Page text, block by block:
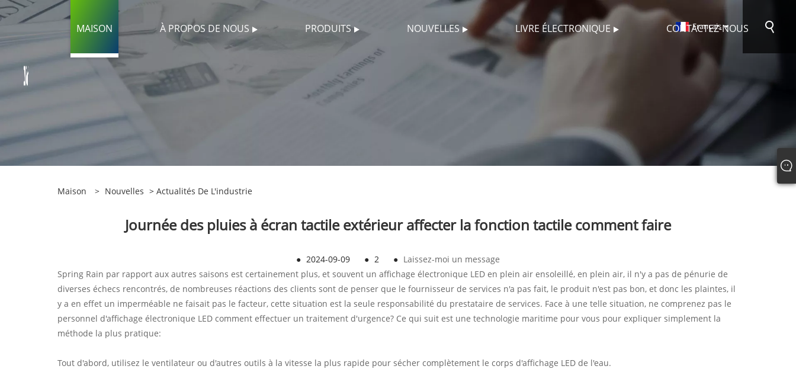
MAISON À PROPOS DE NOUS PRODUITS NOUVELLES LIVRE ÉLECTRONIQUE CONTACTEZ-NOUS
Français
Maison > Nouvelles > Actualités De L'industrie
Journée des pluies à écran tactile extérieur affecter la fonction tactile comment faire
● 2024-09-09 ● 2 ● Laissez-moi un message
Spring Rain par rapport aux autres saisons est certainement plus, et souvent un affichage électronique LED en plein air ensoleillé, en plein air, il n'y a pas de pénurie de
diverses échecs rencontrés, de nombreuses réactions des clients sont de penser que le fournisseur de services n'a pas fait, le produit n'est pas bon, et donc les plaintes, il
y a en effet un imperméable ne faisait pas le facteur, cette situation est la seule responsabilité du prestataire de services. Face à une telle situation, ne comprenez pas le
personnel d'affichage électronique LED comment effectuer un traitement d'urgence? Ce qui suit est une technologie maritime pour vous pour expliquer simplement la
méthode la plus pratique:
Tout d'abord, utilisez le ventilateur ou d'autres outils à la vitesse la plus rapide pour sécher complètement le corps d'affichage LED de l'eau.